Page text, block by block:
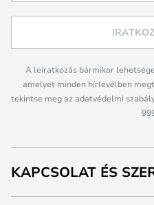
A leiratkozás bármikor
amelyet minden hírlevélben
tekintse meg az adatvédelmi
KAPCSOLAT ÉS